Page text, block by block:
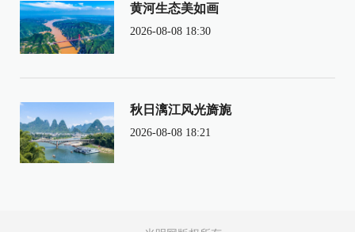
黄河生态美如画
2026-08-08 18:30
秋日漓江风光旖旎
2026-08-08 18:21